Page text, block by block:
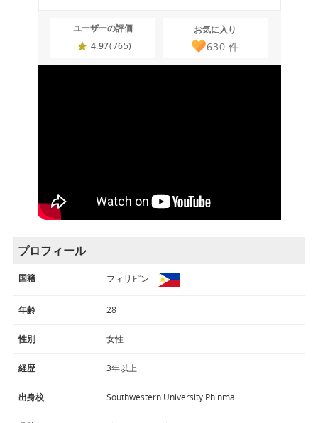
ユーザーの評価
4.97(765)
お気に入り
630 件
プロフィール
国籍 フィリピン
年齢 28
性別 女性
経歴 3年以上
出身校 Southwestern University Phinma